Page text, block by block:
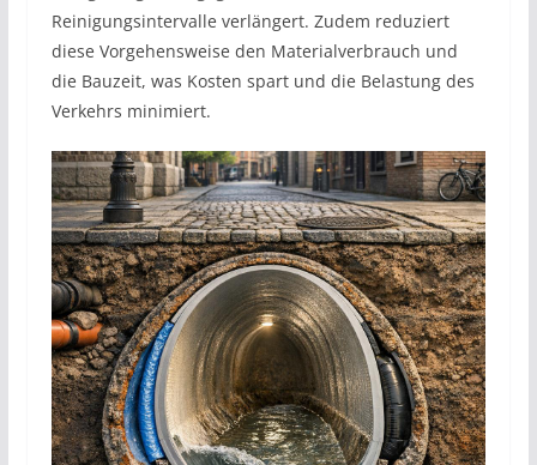
Reinigungsintervalle verlängert. Zudem reduziert
diese Vorgehensweise den Materialverbrauch und
die Bauzeit, was Kosten spart und die Belastung des
Verkehrs minimiert.